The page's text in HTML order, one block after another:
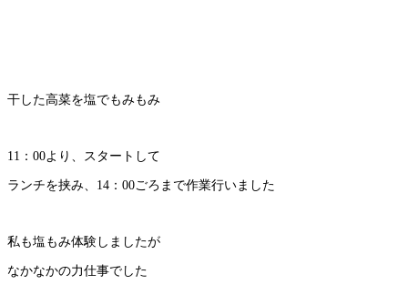
干した高菜を塩でもみもみ
11：00より、スタートして
ランチを挟み、14：00ごろまで作業行いました
私も塩もみ体験しましたが
なかなかの力仕事でした